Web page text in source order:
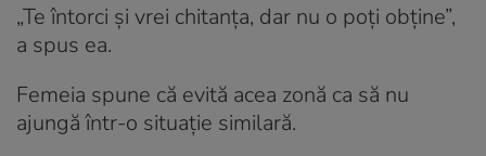
„Te întorci și vrei chitanța, dar nu o poți obține”,
a spus ea.
Femeia spune că evită acea zonă ca să nu
ajungă într-o situație similară.